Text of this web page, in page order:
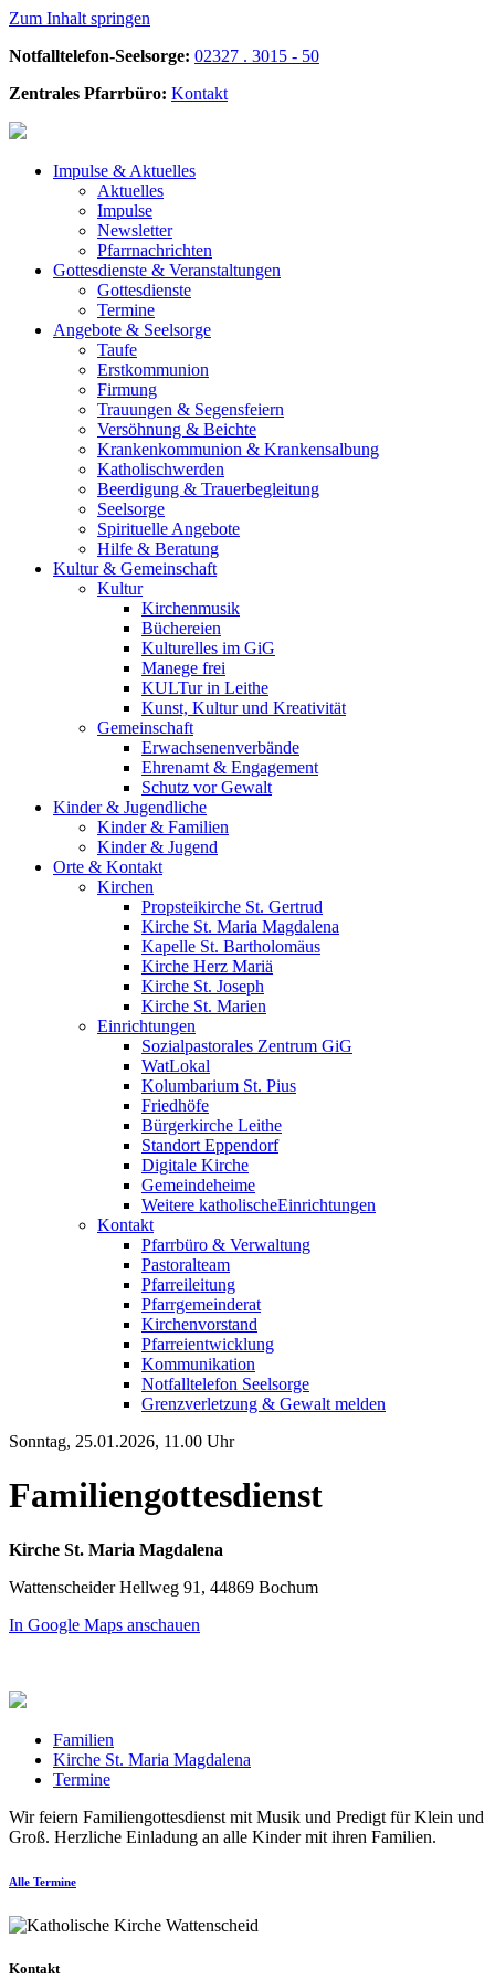
Zum Inhalt springen
Notfalltelefon-Seelsorge: 02327 . 3015 - 50
Zentrales Pfarrbüro: Kontakt
Impulse & Aktuelles
Aktuelles
Impulse
Newsletter
Pfarrnachrichten
Gottesdienste & Veranstaltungen
Gottesdienste
Termine
Angebote & Seelsorge
Taufe
Erstkommunion
Firmung
Trauungen & Segensfeiern
Versöhnung & Beichte
Krankenkommunion & Krankensalbung
Katholischwerden
Beerdigung & Trauerbegleitung
Seelsorge
Spirituelle Angebote
Hilfe & Beratung
Kultur & Gemeinschaft
Kultur
Kirchenmusik
Büchereien
Kulturelles im GiG
Manege frei
KULTur in Leithe
Kunst, Kultur und Kreativität
Gemeinschaft
Erwachsenenverbände
Ehrenamt & Engagement
Schutz vor Gewalt
Kinder & Jugendliche
Kinder & Familien
Kinder & Jugend
Orte & Kontakt
Kirchen
Propsteikirche St. Gertrud
Kirche St. Maria Magdalena
Kapelle St. Bartholomäus
Kirche Herz Mariä
Kirche St. Joseph
Kirche St. Marien
Einrichtungen
Sozialpastorales Zentrum GiG
WatLokal
Kolumbarium St. Pius
Friedhöfe
Bürgerkirche Leithe
Standort Eppendorf
Digitale Kirche
Gemeindeheime
Weitere katholische­­Einrichtungen
Kontakt
Pfarrbüro & Verwaltung
Pastoralteam
Pfarreileitung
Pfarrgemeinderat
Kirchenvorstand
Pfarreientwicklung
Kommunikation
Notfalltelefon Seelsorge
Grenzverletzung & Gewalt melden
Sonntag, 25.01.2026, 11.00 Uhr
Familiengottesdienst
Kirche St. Maria Magdalena
Wattenscheider Hellweg 91, 44869 Bochum
In Google Maps anschauen
Familien
Kirche St. Maria Magdalena
Termine
Wir feiern Familiengottesdienst mit Musik und Predigt für Klein und
Groß. Herzliche Einladung an alle Kinder mit ihren Familien.
Alle Termine
Kontakt